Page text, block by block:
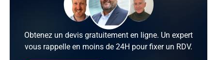
Obtenez un devis gratuitement en ligne. Un expert
vous rappelle en moins de 24H pour fixer un RDV.